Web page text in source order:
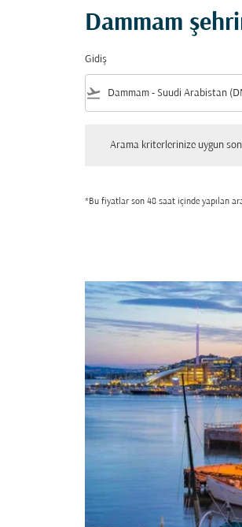
Dammam
Gidiş
flight_takeoff
Arama kriterlerinize uygun
*Bu fiyatlar son 48 saat içinde yapılan